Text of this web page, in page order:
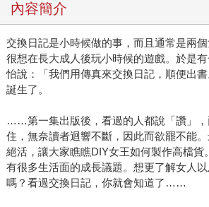
內容簡介
交換日記是小時候做的事，而且通常是兩個
很想在長大成人後玩小時候的遊戲。於是
怡說：「我們用傳真來交換日記，順便出
誕生了。
……第一集出版後，看過的人都說「讚」
住，無奈讀者迴響不斷，因此而欲罷不能
絕活，讓大家瞧瞧DIY女王如何製作高檔貨
有很多生活面的成長議題。想更了解女人
嗎？看過交換日記，你就會知道了……